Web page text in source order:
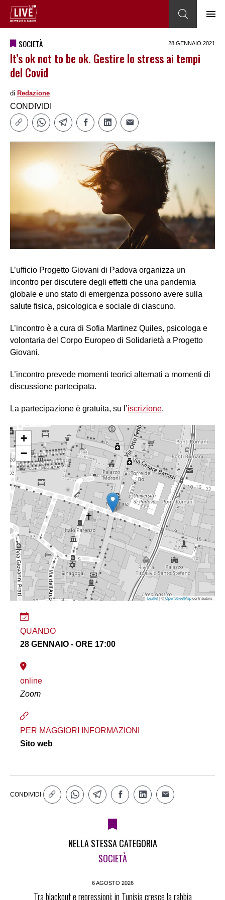
SOCIETÀ 28 GENNAIO 2021
It’s ok not to be ok. Gestire lo stress ai tempi
del Covid
di Redazione
CONDIVIDI
L’ufficio Progetto Giovani di Padova organizza un
incontro per discutere degli effetti che una pandemia
globale e uno stato di emergenza possono avere sulla
salute fisica, psicologica e sociale di ciascuno.
L’incontro è a cura di Sofia Martinez Quiles, psicologa e
volontaria del Corpo Europeo di Solidarietà a Progetto
Giovani.
L’incontro prevede momenti teorici alternati a momenti di
discussione partecipata.
La partecipazione è gratuita, su l’iscrizione.
+
−
Leaflet| ©OpenStreetMapcontributors
QUANDO
28 GENNAIO - ORE 17:00
online
Zoom
PER MAGGIORI INFORMAZIONI
Sito web
CONDIVIDI
NELLA STESSA CATEGORIA
SOCIETÀ
6 AGOSTO 2026
Tra blackout e repressioni: in Tunisia cresce la rabbia